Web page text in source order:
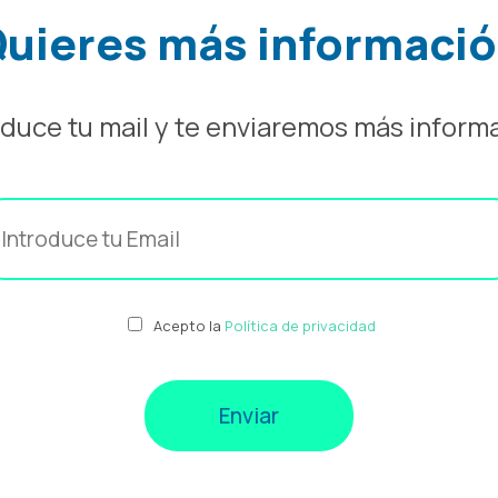
más
tu mail y te enviaremos más
Acepto la Política de privacidad